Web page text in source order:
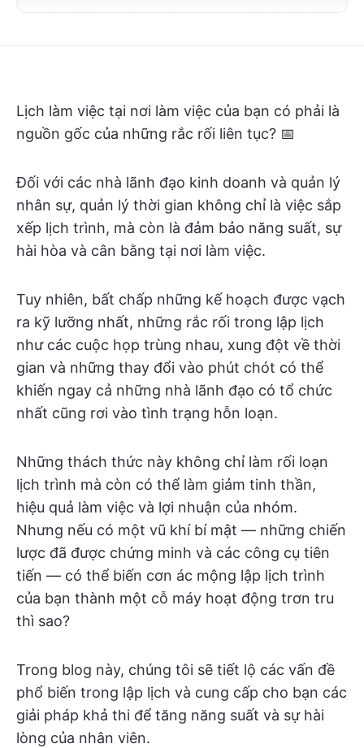
Lịch làm việc tại nơi làm việc của bạn có phải là
nguồn gốc của những rắc rối liên tục? 📅
Đối với các nhà lãnh đạo kinh doanh và quản lý
nhân sự, quản lý thời gian không chỉ là việc sắp
xếp lịch trình, mà còn là đảm bảo năng suất, sự
hài hòa và cân bằng tại nơi làm việc.
Tuy nhiên, bất chấp những kế hoạch được vạch
ra kỹ lưỡng nhất, những rắc rối trong lập lịch
như các cuộc họp trùng nhau, xung đột về thời
gian và những thay đổi vào phút chót có thể
khiến ngay cả những nhà lãnh đạo có tổ chức
nhất cũng rơi vào tình trạng hỗn loạn.
Những thách thức này không chỉ làm rối loạn
lịch trình mà còn có thể làm giảm tinh thần,
hiệu quả làm việc và lợi nhuận của nhóm.
Nhưng nếu có một vũ khí bí mật — những chiến
lược đã được chứng minh và các công cụ tiên
tiến — có thể biến cơn ác mộng lập lịch trình
của bạn thành một cỗ máy hoạt động trơn tru
thì sao?
Trong blog này, chúng tôi sẽ tiết lộ các vấn đề
phổ biến trong lập lịch và cung cấp cho bạn các
giải pháp khả thi để tăng năng suất và sự hài
lòng của nhân viên.